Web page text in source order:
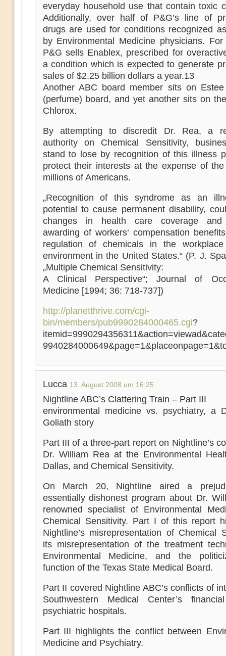
everyday household use that contain toxic
Additionally, over half of P&G’s line of
drugs are used for conditions recognized
by Environmental Medicine physicians. For
P&G sells Enablex, prescribed for
a condition which is expected to generate
sales of $2.25 billion dollars a year.13
Another ABC board member sits on Estee
(perfume) board, and yet another sits on
Chlorox.
By attempting to discredit Dr. Rea, a
authority on Chemical Sensitivity,
stand to lose by recognition of this illness
protect their interests at the expense of
millions of Americans.
„Recognition of this syndrome as an
potential to cause permanent disability,
changes in health care coverage and
awarding of workers‘ compensation
regulation of chemicals in the
environment in the United States.“ (P. J.
„Multiple Chemical Sensitivity:
A Clinical Perspective“; Journal of
Medicine [1994; 36: 718-737])
http://planetthrive.com/cgi-
bin/members/pub9990284000465.cgi?
Lucca 13. August 2008 um 16:25
Nightline ABC’s Clattering Train – Part III
environmental medicine vs. psychiatry, a
Goliath story
Part III of a three-part report on Nightline’s
Dr. William Rea at the Environmental
Dallas, and Chemical Sensitivity.
On March 20, Nightline aired a
essentially dishonest program about Dr.
renowned specialist of Environmental
Chemical Sensitivity. Part I of this report
Nightline’s misrepresentation of Chemical
its misrepresentation of the treatment
Environmental Medicine, and the
function of the Texas State Medical Board.
Part II covered Nightline ABC’s conflicts of
Southwestern Medical Center’s
psychiatric hospitals.
Part III highlights the conflict between
Medicine and Psychiatry.